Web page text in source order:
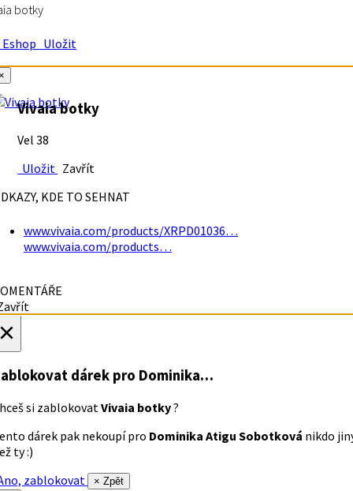
botky
Uložit
Vivaia botky
Vel 38
Uložit Zavřít
KDE TO SEHNAT
www.vivaia.com/products/XRPD01036…
www.vivaia.com/products…
dárek pro Dominika…
si zablokovatVivaia botky?
dárek pak nekoupí pro Dominika Atigu Sobotková nikdo
ty :)
zablokovat
× Zpět